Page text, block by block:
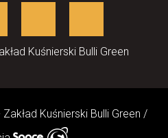
Kuśnierski Bulli Green
Kuśnierski Bulli Green /